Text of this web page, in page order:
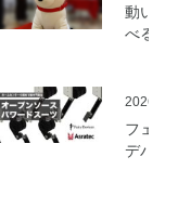
動いて
べる「
ロボッ
（バル
ロボッ
ト）」
フェア
デバイ